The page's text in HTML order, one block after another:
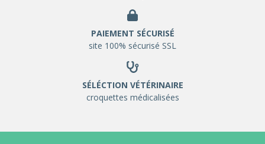
PAIEMENT SÉCURISÉ
site 100% sécurisé SSL
SÉLÉCTION VÉTÉRINAIRE
croquettes médicalisées